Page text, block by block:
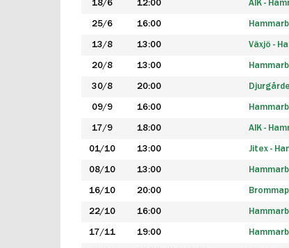
18/6 12:00 AIK -
25/6 16:00
13/8 13:00 Växjö -
20/8 13:00
30/8 20:00
09/9 16:00
17/9 18:00 AIK -
01/10 13:00 Jitex -
08/10 13:00
16/10 20:00
22/10 16:00
17/11 19:00